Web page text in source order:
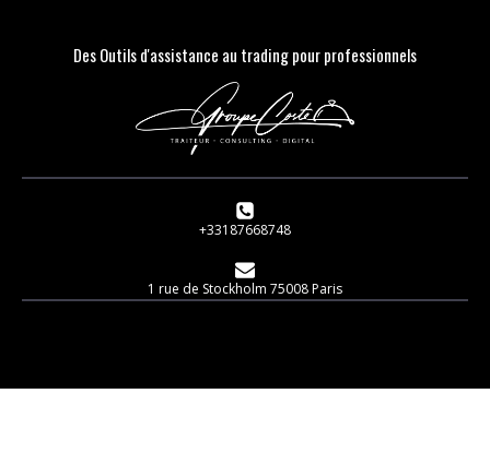
Des Outils d'assistance au trading pour professionnels
+33187668748
1 rue de Stockholm 75008 Paris